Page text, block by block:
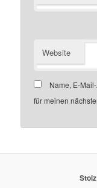
Website
Name, E-
für meinen